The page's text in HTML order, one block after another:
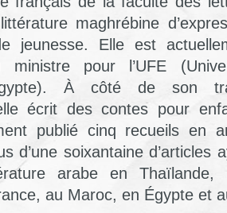
maghrébine
jeunesse. Elle est
ministre pour l’UFE
À côté de son
écrit des contes pour
publié cinq recueils en
d’une soixantaine d’articles
arabe en Thaïlande,
au Maroc, en Égypte et